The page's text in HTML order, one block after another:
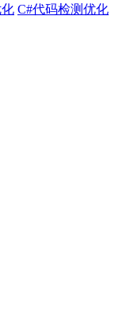
化 C#代码检测优化